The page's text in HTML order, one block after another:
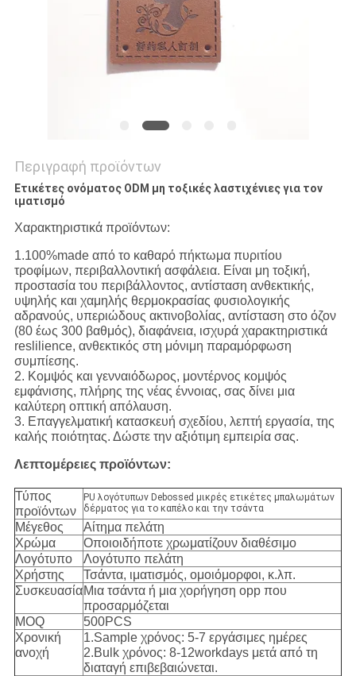
Περιγραφή προϊόντων
Ετικέτες ονόματος ODM μη τοξικές λαστιχένιες για τον
ιματισμό
Χαρακτηριστικά προϊόντων:
1.100%made από το καθαρό πήκτωμα πυριτίου
τροφίμων, περιβαλλοντική ασφάλεια. Είναι μη τοξική,
προστασία του περιβάλλοντος, αντίσταση ανθεκτικής,
υψηλής και χαμηλής θερμοκρασίας φυσιολογικής
αδρανούς, υπεριώδους ακτινοβολίας, αντίσταση στο όζον
(80 έως 300 βαθμός), διαφάνεια, ισχυρά χαρακτηριστικά
reslilience, ανθεκτικός στη μόνιμη παραμόρφωση
συμπίεσης.
2. Κομψός και γενναιόδωρος, μοντέρνος κομψός
εμφάνισης, πλήρης της νέας έννοιας, σας δίνει μια
καλύτερη οπτική απόλαυση.
3. Επαγγελματική κατασκευή σχεδίου, λεπτή εργασία, της
καλής ποιότητας. Δώστε την αξιότιμη εμπειρία σας.
Λεπτομέρειες προϊόντων:
Τύπος
προϊόντων
PU λογότυπων Debossed μικρές ετικέτες μπαλωμάτων
δέρματος για το καπέλο και την τσάντα
Μέγεθος
Αίτημα πελάτη
Χρώμα
Οποιοιδήποτε χρωματίζουν διαθέσιμο
Λογότυπο
Λογότυπο πελάτη
Χρήστης
Τσάντα, ιματισμός, ομοιόμορφοι, κ.λπ.
ΣυσκευασίαΜια τσάντα ή μια χορήγηση opp που
προσαρμόζεται
MOQ
500PCS
Χρονική
ανοχή
1.Sample χρόνος: 5-7 εργάσιμες ημέρες
2.Bulk χρόνος: 8-12workdays μετά από τη
διαταγή επιβεβαιώνεται.